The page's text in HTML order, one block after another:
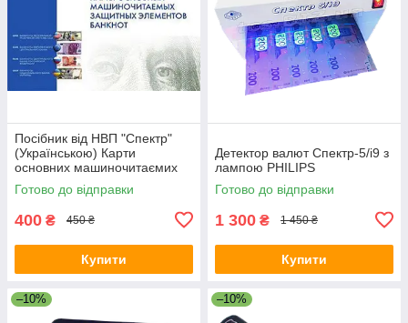
Посібник від НВП "Спектр"
(Українською) Карти
основних машиночитаємих
захисних елементів банкнот"
Готово до відправки
400 ₴ 450 ₴
Купити
Детектор валют Спектр-5/i9 з
лампою PHILIPS
Готово до відправки
1 300 ₴ 1 450 ₴
Купити
–10% –10%